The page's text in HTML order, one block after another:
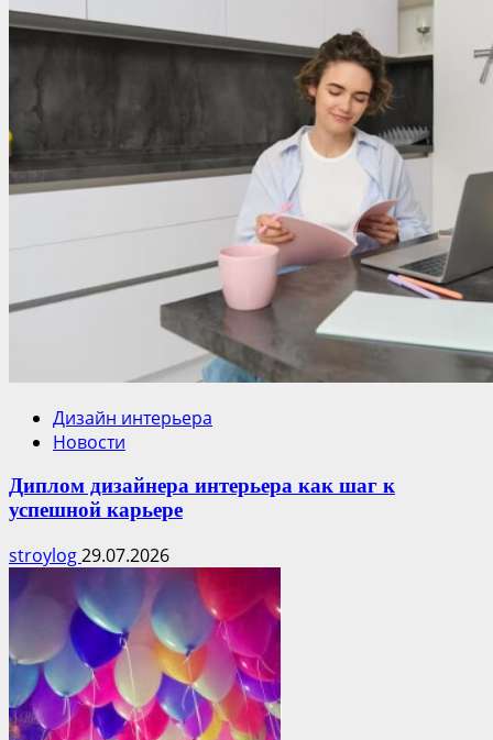
Дизайн интерьера
Новости
Диплом дизайнера интерьера как шаг к
успешной карьере
stroylog29.07.2026